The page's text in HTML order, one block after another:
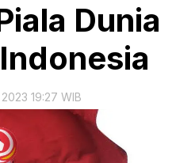
Dunia
19:27 WIB